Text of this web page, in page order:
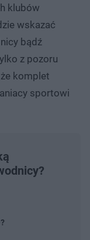
klubów
wskazać
bądź
z pozoru
komplet
sportowi